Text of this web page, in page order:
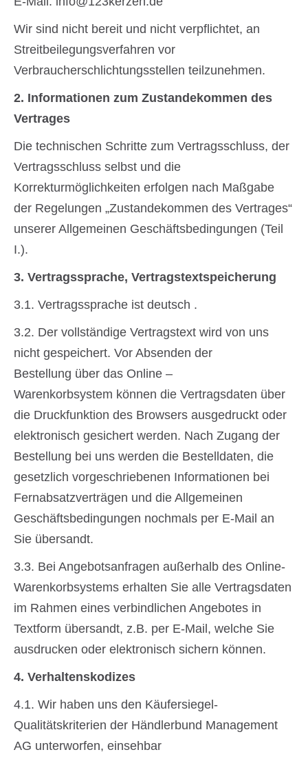
Wir sind nicht bereit und nicht verpflichtet, an
Streitbeilegungsverfahren vor
Verbraucherschlichtungsstellen teilzunehmen.
2. Informationen zum Zustandekommen des
Vertrages
Die technischen Schritte zum Vertragsschluss, der
Vertragsschluss selbst und die
Korrekturmöglichkeiten erfolgen nach Maßgabe
der Regelungen „Zustandekommen des Vertrages“
unserer Allgemeinen Geschäftsbedingungen (Teil
I.).
3. Vertragssprache, Vertragstextspeicherung
3.1. Vertragssprache ist deutsch .
3.2. Der vollständige Vertragstext wird von uns
nicht gespeichert. Vor Absenden der
Bestellung über das Online –
Warenkorbsystem können die Vertragsdaten über
die Druckfunktion des Browsers ausgedruckt oder
elektronisch gesichert werden. Nach Zugang der
Bestellung bei uns werden die Bestelldaten, die
gesetzlich vorgeschriebenen Informationen bei
Fernabsatzverträgen und die Allgemeinen
Geschäftsbedingungen nochmals per E-Mail an
Sie übersandt.
3.3. Bei Angebotsanfragen außerhalb des Online-
Warenkorbsystems erhalten Sie alle Vertragsdaten
im Rahmen eines verbindlichen Angebotes in
Textform übersandt, z.B. per E-Mail, welche Sie
ausdrucken oder elektronisch sichern können.
4. Verhaltenskodizes
4.1. Wir haben uns den Käufersiegel-
Qualitätskriterien der Händlerbund Management
AG unterworfen, einsehbar